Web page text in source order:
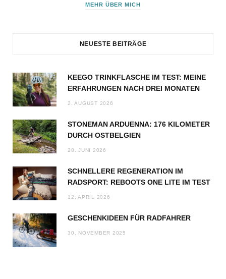
MEHR ÜBER MICH
NEUESTE BEITRÄGE
KEEGO TRINKFLASCHE IM TEST: MEINE
ERFAHRUNGEN NACH DREI MONATEN
2. AUGUST 2026
STONEMAN ARDUENNA: 176 KILOMETER
DURCH OSTBELGIEN
28. JUNI 2026
SCHNELLERE REGENERATION IM
RADSPORT: REBOOTS ONE LITE IM TEST
12. APRIL 2026
GESCHENKIDEEN FÜR RADFAHRER
30. NOVEMBER 2025